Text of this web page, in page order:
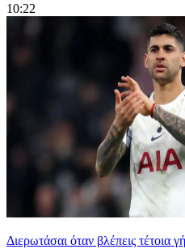
10:22
Διερωτάσαι όταν βλέπεις τέτοια